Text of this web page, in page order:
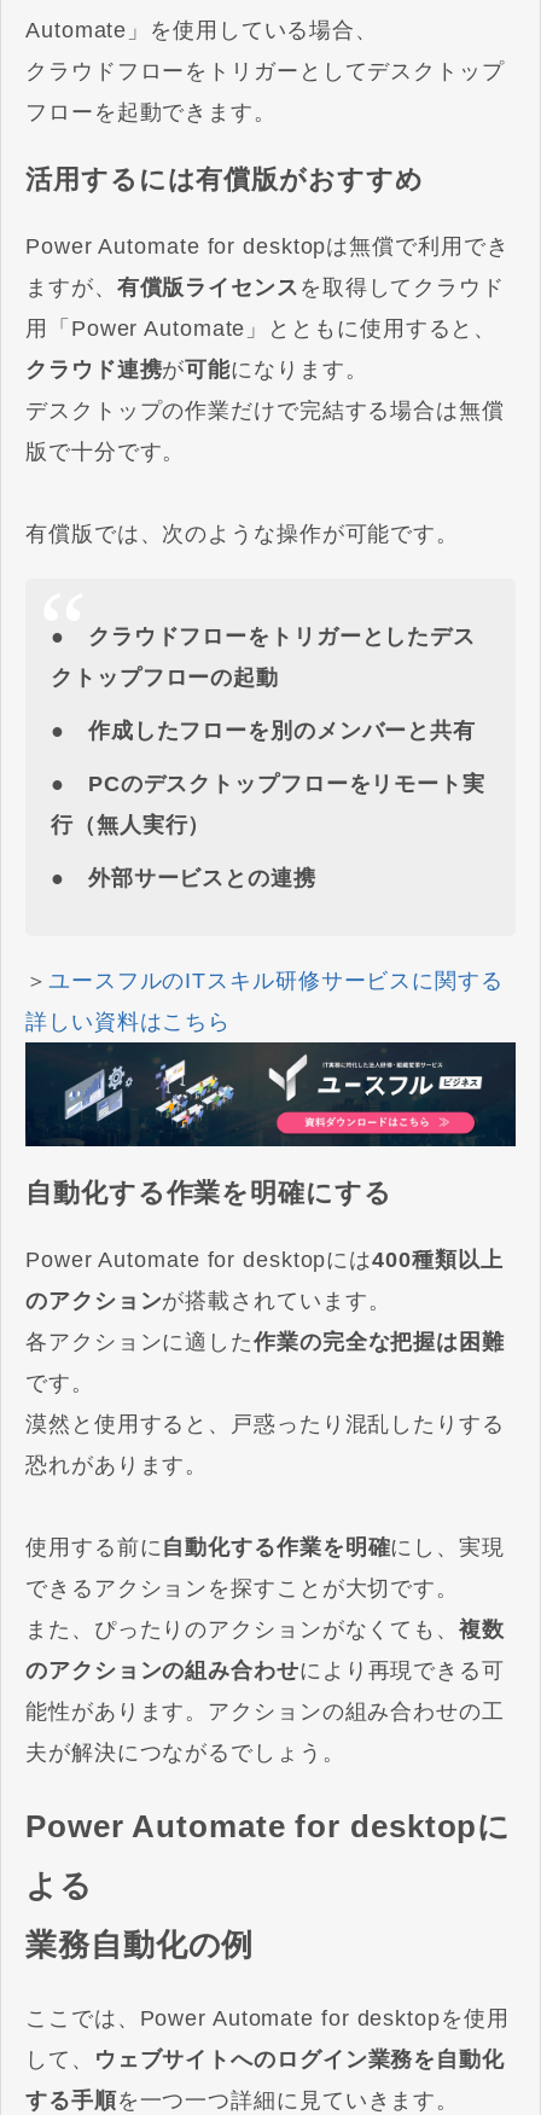
Automate」を使用している場合、
クラウドフローをトリガーとしてデスクトップ
フローを起動できます。
活用するには有償版がおすすめ
Power Automate for desktopは無償で利用でき
ますが、 有償版ライセンス を取得してクラウド
用「Power Automate」とともに使用すると、
クラウド連携が可能になります。
デスクトップの作業だけで完結する場合は無償
版で十分です。
有償版では、次のような操作が可能です。
● クラウドフローをトリガーとしたデス
クトップフローの起動
● 作成したフローを別のメンバーと共有
● PCのデスクトップフローをリモート実
行（無人実行）
● 外部サービスとの連携
＞ ユースフルのITスキル研修サービスに関する
詳しい資料はこちら
自動化する作業を明確にする
Power Automate for desktopには400種類以上
のアクションが搭載されています。
各アクションに適した作業の完全な把握は困難
です。
漠然と使用すると、戸惑ったり混乱したりする
恐れがあります。
使用する前に自動化する作業を明確にし、実現
できるアクションを探すことが大切です。
また、ぴったりのアクションがなくても、複数
のアクションの組み合わせにより再現できる可
能性があります。アクションの組み合わせの工
夫が解決につながるでしょう。
Power Automate for desktopに
よる
業務自動化の例
ここでは、Power Automate for desktopを使用
して、
ウェブサイトへのログイン業務を自動化
する手順を一つ一つ詳細に見ていきます。